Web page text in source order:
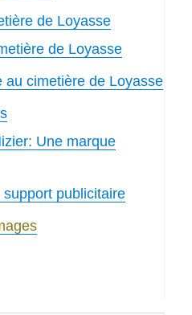
de Loyasse
de Loyasse
au cimetière de Loyasse
Une marque
publicitaire